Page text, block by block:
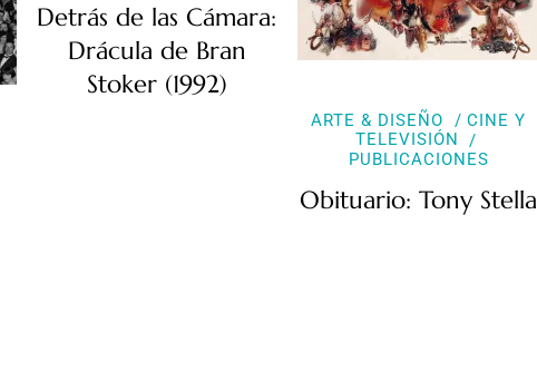
Detrás de las Cámara:
Drácula de Bran
Stoker (1992)
ARTE & DISEÑO
CINE Y
TELEVISIÓN
PUBLICACIONES
Obituario: Tony Stella